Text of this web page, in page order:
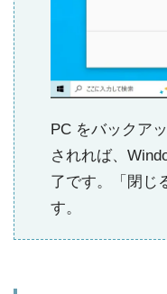
PC をバックア
されれば、
了です。「閉じ
す。